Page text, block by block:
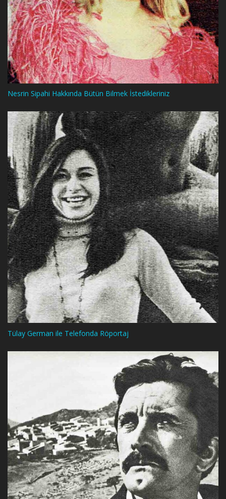
Nesrin Sipahi Hakkında Bütün Bilmek İstedikleriniz
Tülay German ile Telefonda Röportaj